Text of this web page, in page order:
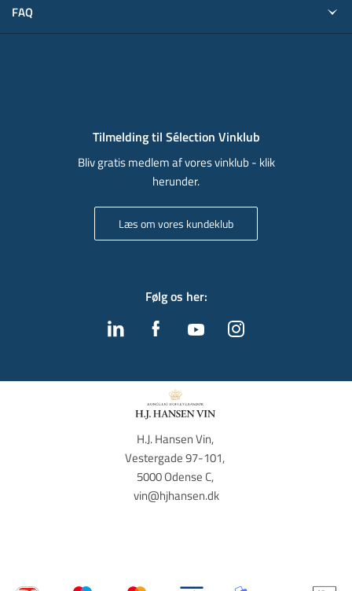
FAQ
Tilmelding til Sélection Vinklub
Bliv gratis medlem af vores vinklub - klik
herunder.
Læs om vores kundeklub
Følg os her:
H.J. Hansen Vin,
Vestergade 97-101,
5000 Odense C,
vin@hjhansen.dk